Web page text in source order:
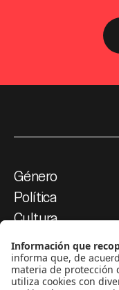
Género
Política
Cultura
Medio ambiente
Medios y
Ciudad